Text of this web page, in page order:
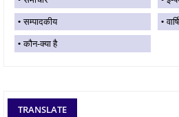
सम्पादकीय
कौन-क्या है
TRANSLATE